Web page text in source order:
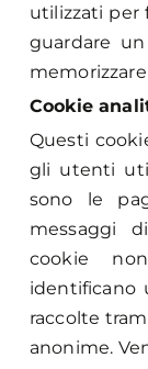
utilizzati per
guardare
Cookie
Questi
gli utenti
sono le
messaggi
cookie
identificano
raccolte
anonime.